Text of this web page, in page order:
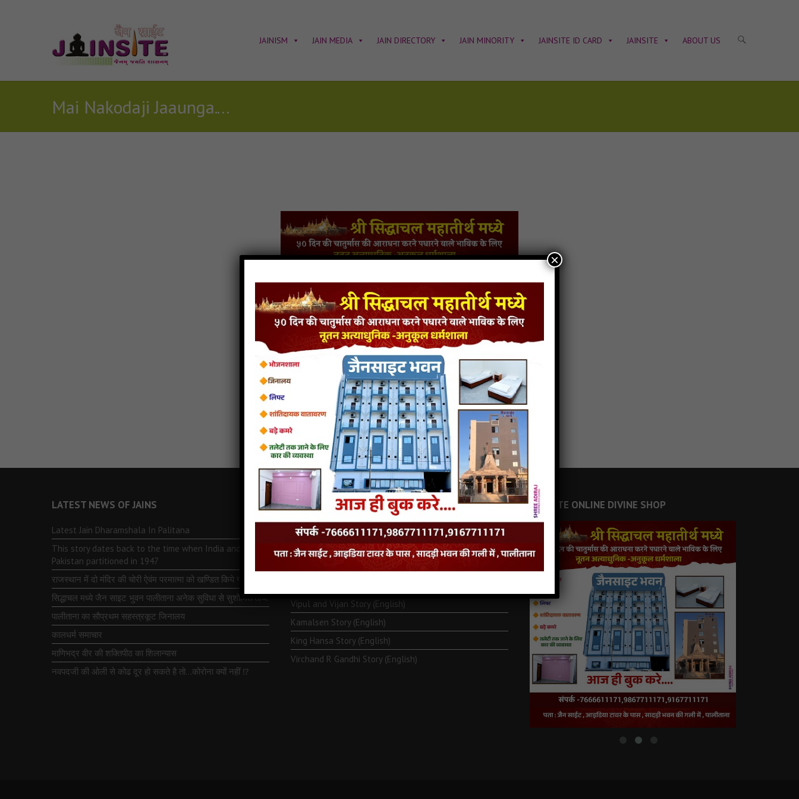
JAINISM JAIN MEDIA JAIN DIRECTORY JAIN MINORITY JAINSITE ID CARD JAINSITE ABOUT US
Mai Nakodaji Jaaunga. jain stavan
LATEST NEWS OF JAINS
Latest Jain Dharamshala In Palitana
This story dates back to the time when India and
Pakistan partitioned in 1947
राजस्थान में दो मंदिर की चोरी ऐवंम परमात्मा को खण्डित किये गये
सिद्धाचल मध्ये जैन साइट भुवन पालीताना अनेक सुविधा से सुशोभित तीर्थ.
पालीताना का सौप्रथम सहस्त्रकूट जिनालय
कालधर्म समाचार
माणिभद्र वीर की शक्तिपीठ का शिलान्यास
नवपदजी की ओली से कोढ दूर हो सकते है तो…कोरोना क्यों नहीं ⁉️
LATEST JAINISM
The Jain Monk and his Saka saviours (English)
Monk Metarya (English)
Vipul and Vijan Story (English)
Kamalsen Story (English)
King Hansa Story (English)
Virchand R Gandhi Story (English)
JAINSITE ONLINE DIVINE SHOP
×